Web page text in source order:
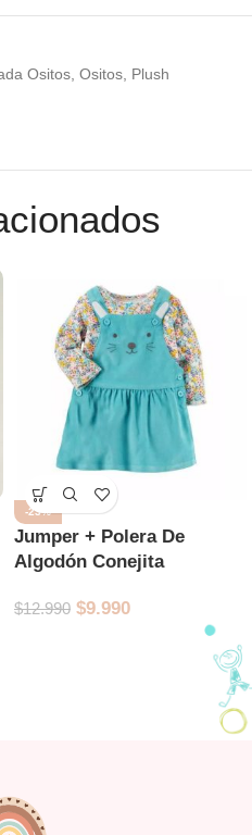
Ositos, Ositos, Plush
-23%
Jumper + Polera De
Algodón Conejita
$12.990 $9.990